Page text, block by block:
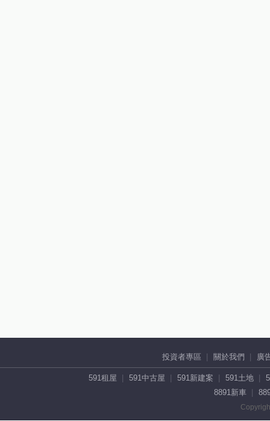
投資者專區 關於我們 廣
591租屋 591中古屋 591新建案 591土地
8891新車